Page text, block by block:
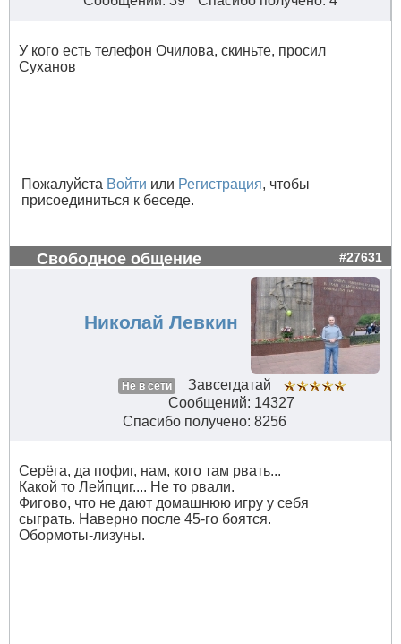
У кого есть телефон Очилова, скиньте, просил
Суханов
Пожалуйста Войти или Регистрация, чтобы
присоединиться к беседе.
Свободное общение #27631
Николай Левкин
Не в сети
Завсегдатай
Сообщений: 14327
Спасибо получено: 8256
Серёга, да пофиг, нам, кого там рвать...
Какой то Лейпциг.... Не то рвали.
Фигово, что не дают домашнюю игру у себя
сыграть. Наверно после 45-го боятся.
Обормоты-лизуны.